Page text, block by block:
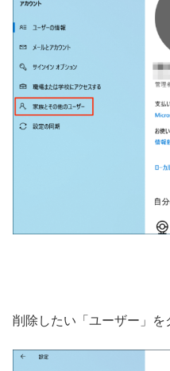
削除したい「ユーザー」を